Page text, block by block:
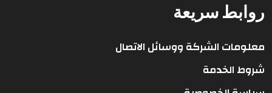
روابط سريعة
معلومات الشركة ووسائل الاتصال
شروط الخدمة